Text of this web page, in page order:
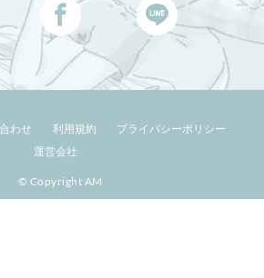
わせ 利用規約
プライバシーポリシー
運営会社
© Copyright AM